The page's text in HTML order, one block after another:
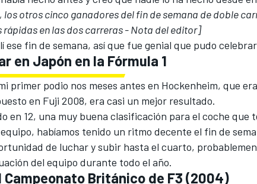
los otros cinco ganadores del fin de semana de doble
en las dos carreras - Nota del editor]
ese fin de semana, así que fue genial que pudo
en Japón en la Fórmula 1
primer podio nos meses antes en Hockenheim, que
en Fuji 2008, era casi un mejor resultado.
en 12, una muy buena clasificación para el coche que
habíamos tenido un ritmo decente el fin de
de luchar y subir hasta el cuarto,
del equipo durante todo el año.
Campeonato Británico de F3 (2004)